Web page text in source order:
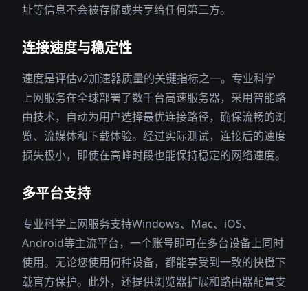
址等信息不会被存储或共享给任何第三方。
连接速度与稳定性
速度是评估v2加速器质量的关键指标之一。专业科学
上网服务在全球部署了数千台高速服务器，采用智能路
由技术，自动为用户选择最优连接路径，确保流畅的浏
览、流媒体和下载体验。经过实际测试，连接后的速度
损失极小，即使在高峰时段也能保持稳定的网络速度。
多平台支持
专业科学上网服务支持Windows、Mac、iOS、
Android等主流平台，一个账号即可在多台设备上同时
使用。无论您使用何种设备，都能享受到一致的快橙下
载官方保护。此外，还提供浏览器扩展和路由器配置支